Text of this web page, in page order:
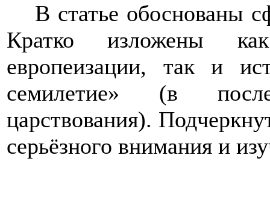
В статье обоснованы
Кратко изложены
европеизации, так и
семилетие» (в
царствования).
серьёзного внимания и